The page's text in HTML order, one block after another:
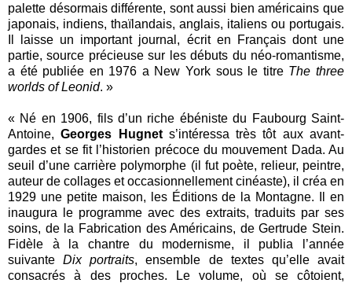
palette désormais différente, sont aussi bien américains que
japonais, indiens, thaïlandais, anglais, italiens ou portugais.
Il laisse un important journal, écrit en Français dont une
partie, source précieuse sur les débuts du néo-romantisme,
a été publiée en 1976 a New York sous le titre The three
worlds of Leonid. »
« Né en 1906, fils d’un riche ébéniste du Faubourg Saint-
Antoine,Georges Hugnets’intéressa très tôt aux avant-
gardes et se fit l’historien précoce du mouvement Dada. Au
seuil d’une carrière polymorphe (il fut poète, relieur, peintre,
auteur de collages et occasionnellement cinéaste), il créa en
1929 une petite maison, les Éditions de la Montagne. Il en
inaugura le programme avec des extraits, traduits par ses
soins, de la Fabrication des Américains, de Gertrude Stein.
Fidèle à la chantre du modernisme, il publia l’année
suivanteDix portraits, ensemble de textes qu’elle avait
consacrés à des proches. Le volume, où se côtoient,